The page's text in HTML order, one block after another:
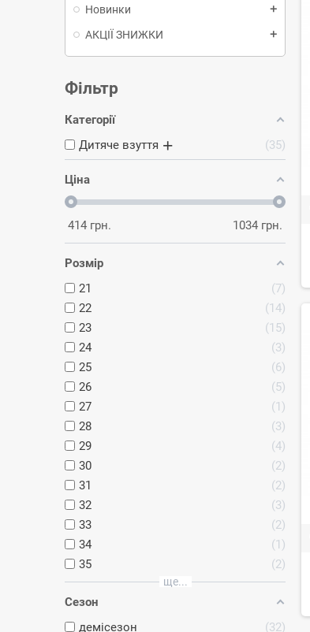
Новинки add
АКЦІЇ ЗНИЖКИ add
Фільтр
Категорії
Дитяче взуття
35
Ціна
414 грн. 1034 грн.
Розмір
21
7
22
14
23
15
24
3
25
6
26
5
27
1
28
3
29
4
30
2
31
2
32
3
33
2
34
1
35
2
ще...
Сезон
демісезон
32